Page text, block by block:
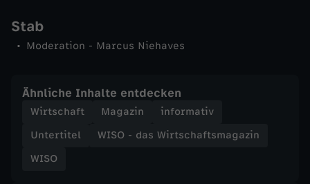
t
m
a
g
Stab
Moderation - Marcus Niehaves
Ähnliche Inhalte entdecken
Wirtschaft Magazin
informativ
Untertitel
WISO - das Wirtschaftsmagazin
WISO